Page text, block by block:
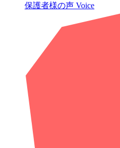
保護者様の声 Voice